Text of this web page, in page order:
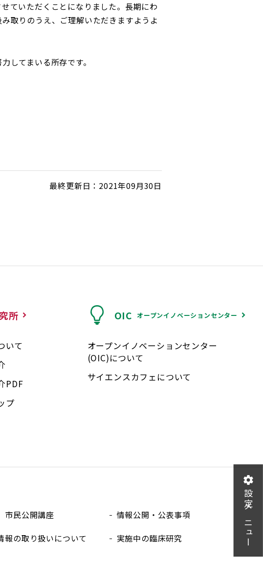
ていただくことになりました。長期にわ
取りのうえ、ご理解いただきますようよ
してまいる所存です。
最終更新日：2021年09月30日
所
いて
PDF
プ
OIC オープンイノベーションセンター
オープンイノベーションセンター
(OIC)について
サイエンスカフェについて
民公開講座
情報公開・公表事項
報の取り扱いについて
実施中の臨床研究
設定メニュー